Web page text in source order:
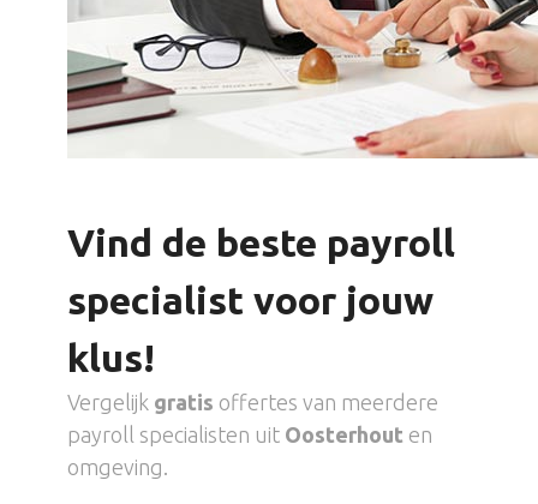
Vind de beste payroll
specialist voor jouw
klus!
Vergelijk gratis offertes van meerdere
payroll specialisten uit Oosterhout en
omgeving.